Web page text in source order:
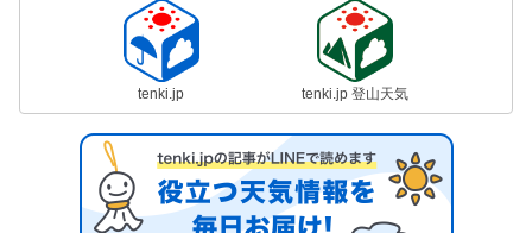
tenki.jp tenki.jp 登山天気